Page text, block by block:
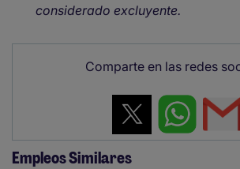
considerado excluyente.
Comparte en las redes
Empleos Similares